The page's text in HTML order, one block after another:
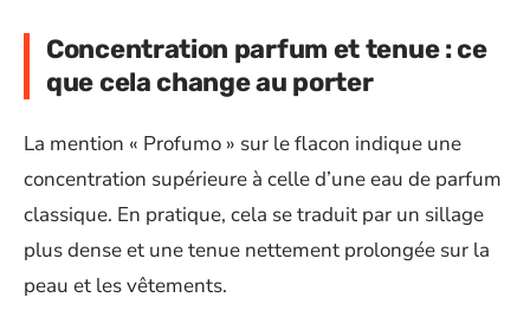
Concentration parfum et tenue : ce
que cela change au porter
La mention « Profumo » sur le flacon indique une
concentration supérieure à celle d’une eau de parfum
classique. En pratique, cela se traduit par un sillage
plus dense et une tenue nettement prolongée sur la
peau et les vêtements.